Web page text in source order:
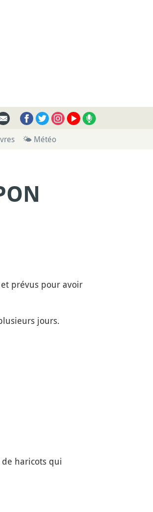
🌤 Météo
prévus pour avoir
jours.
haricots qui